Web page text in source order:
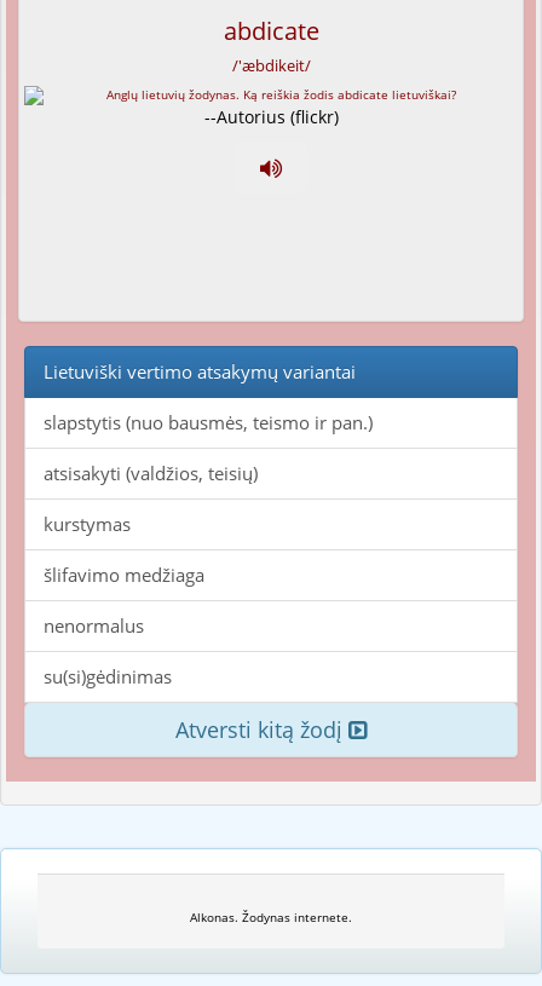
abdicate
/'æbdikeit/
--Autorius (flickr)
Lietuviški vertimo atsakymų variantai
slapstytis (nuo bausmės, teismo ir pan.)
atsisakyti (valdžios, teisių)
kurstymas
šlifavimo medžiaga
nenormalus
su(si)gėdinimas
Atversti kitą žodį
Alkonas. Žodynas internete.